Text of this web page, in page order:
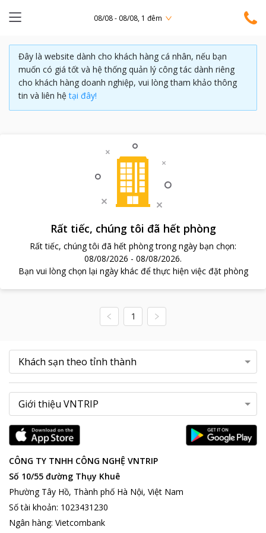
08/08 - 08/08, 1 đêm
Đây là website dành cho khách hàng cá nhân, nếu bạn
muốn có giá tốt và hệ thống quản lý công tác dành riêng
cho khách hàng doanh nghiệp, vui lòng tham khảo thông
tin và liên hệ tại đây!
Rất tiếc, chúng tôi đã hết phòng
Rất tiếc, chúng tôi đã hết phòng trong ngày bạn chọn:
08/08/2026 - 08/08/2026.
Bạn vui lòng chọn lại ngày khác để thực hiện việc đặt phòng
1
CÔNG TY TNHH CÔNG NGHỆ VNTRIP
Số 10/55 đường Thụy Khuê
Phường Tây Hồ, Thành phố Hà Nội, Việt Nam
Số tài khoản: 1023431230
Ngân hàng: Vietcombank